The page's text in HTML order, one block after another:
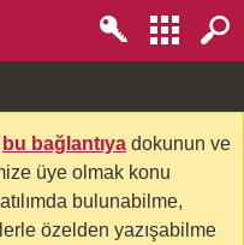
bu bağlantıya dokunun ve
üye olmak konu
bulunabilme,
özelden yazışabilme